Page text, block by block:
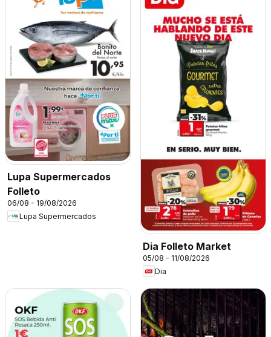
Lupa Supermercados
Folleto
06/08 - 19/08/2026
Lupa Supermercados
Dia Folleto Market
05/08 - 11/08/2026
Dia